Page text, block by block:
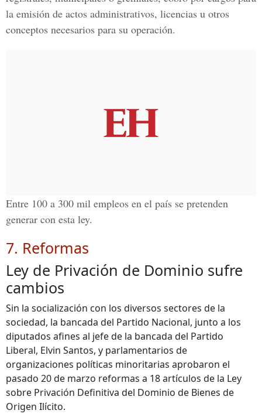
la emisión de actos administrativos, licencias u otros
conceptos necesarios para su operación.
Entre 100 a 300 mil empleos en el país se pretenden
generar con esta ley.
7. Reformas
Ley de Privación de Dominio sufre
cambios
Sin la socialización con los diversos sectores de la
sociedad, la bancada del Partido Nacional, junto a los
diputados afines al jefe de la bancada del Partido
Liberal, Elvin Santos, y parlamentarios de
organizaciones políticas minoritarias aprobaron el
pasado 20 de marzo reformas a 18 artículos de la Ley
sobre Privación Definitiva del Dominio de Bienes de
Origen Ilícito.